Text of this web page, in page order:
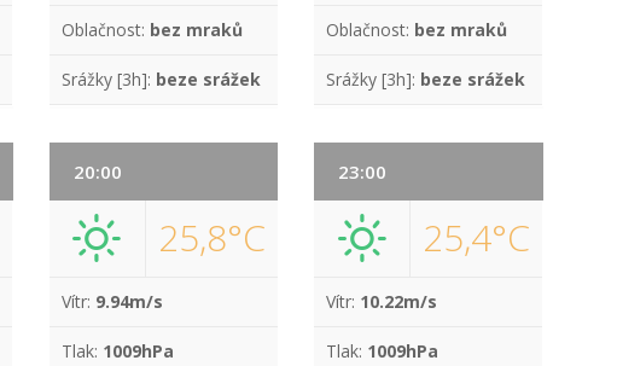
Oblačnost: bez mraků
Srážky [3h]: beze srážek
Oblačnost: bez mraků
Srážky [3h]: beze srážek
20:00
25,8°C
Vítr: 9.94m/s
Tlak: 1009hPa
23:00
25,4°C
Vítr: 10.22m/s
Tlak: 1009hPa